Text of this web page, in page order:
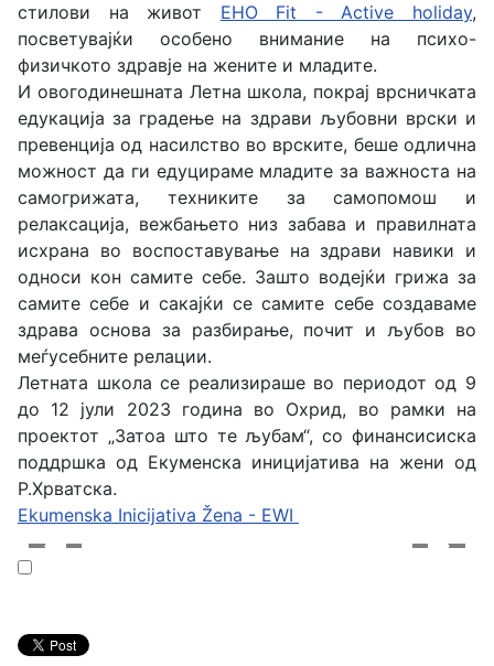
стилови на живот EHO Fit - Active holiday,
посветувајќи особено внимание на психо-
физичкото здравје на жените и младите.
И овогодинешната Летна школа, покрај врсничката
едукација за градење на здрави љубовни врски и
превенција од насилство во врските, беше одлична
можност да ги едуцираме младите за важноста на
самогрижата, техниките за самопомош и
релаксација, вежбањето низ забава и правилната
исхрана во воспоставување на здрави навики и
односи кон самите себе. Зашто водејќи грижа за
самите себе и сакајќи се самите себе создаваме
здрава основа за разбирање, почит и љубов во
меѓусебните релации.
Летната школа се реализираше во периодот од 9
до 12 јули 2023 година во Охрид, во рамки на
проектот „Затоа што те љубам“, со финансисиска
поддршка од Екуменска иницијатива на жени од
Р.Хрватска.
Ekumenska Inicijativa Žena - EWI